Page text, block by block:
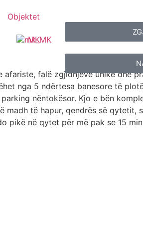
Objektet
MK
falë zgjidhjeve unike dhe
nga 5 ndërtesa banesore të
nëntokësor. Kjo e bën
madh të hapur, qendrës së qytetit,
pikë në qytet për më pak se 15